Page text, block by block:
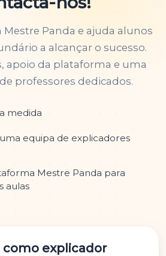
Panda e ajuda alunos
a alcançar o sucesso.
apoio da plataforma e uma
professores dedicados.
medida
equipa de explicadores
Mestre Panda para
aulas
explicador